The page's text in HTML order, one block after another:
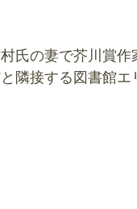
氏の妻で芥川賞作
隣接する図書館